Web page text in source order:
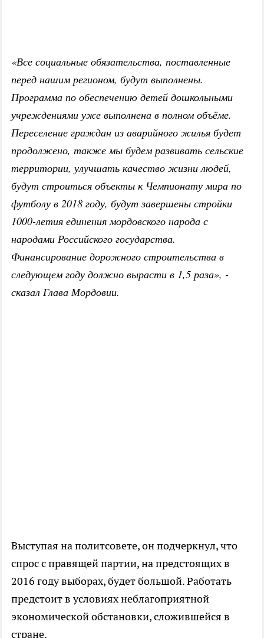
«Все социальные обязательства, поставленные
перед нашим регионом, будут выполнены.
Программа по обеспечению детей дошкольными
учреждениями уже выполнена в полном объёме.
Переселение граждан из аварийного жилья будет
продолжено, также мы будем развивать сельские
территории, улучшать качество жизни людей,
будут строиться объекты к Чемпионату мира по
футболу в 2018 году, будут завершены стройки
1000-летия единения мордовского народа с
народами Российского государства.
Финансирование дорожного строительства в
следующем году должно вырасти в 1,5 раза», -
сказал Глава Мордовии.
Выступая на политсовете, он подчеркнул, что
спрос с правящей партии, на предстоящих в
2016 году выборах, будет большой. Работать
предстоит в условиях неблагоприятной
экономической обстановки, сложившейся в
стране.